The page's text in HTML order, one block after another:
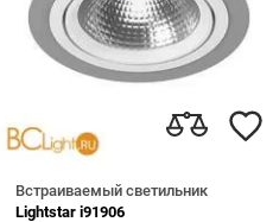
Встраиваемый светильник
Lightstar i91906